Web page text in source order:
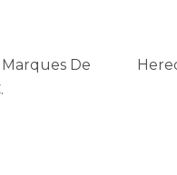
Marques De